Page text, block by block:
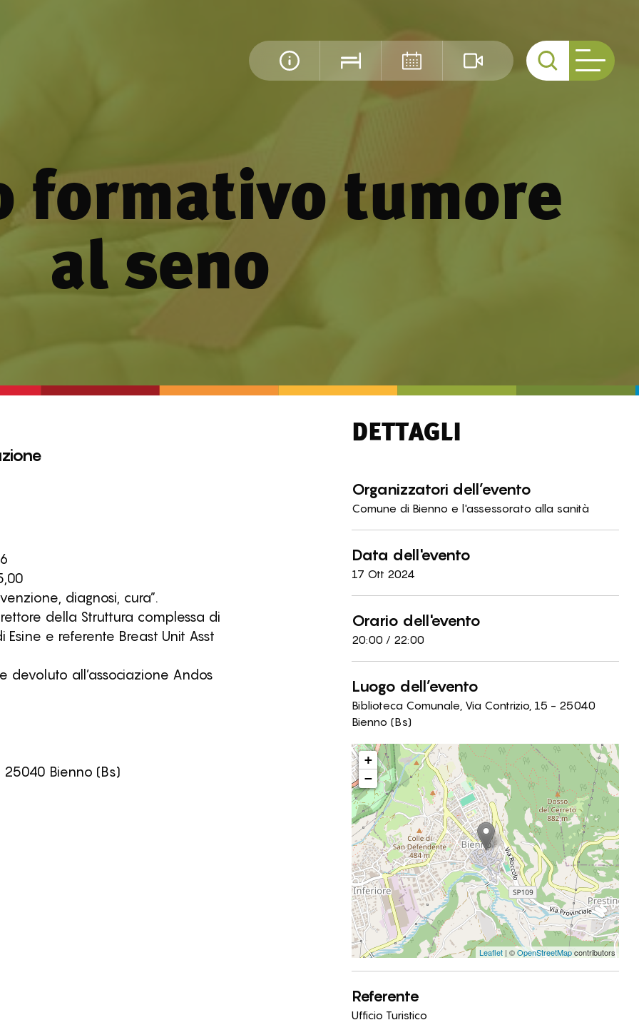
Cerca
formativo tumore
al seno
diagnosi, cura”.
della Struttura complessa di
e referente Breast Unit Asst
devoluto all’associazione Andos
Bienno (Bs)
DETTAGLI
Organizzatori dell’evento
Comune di Bienno e l'assessorato alla sanità
Data dell'evento
17 Ott 2024
Orario dell'evento
20:00 / 22:00
Luogo dell’evento
Biblioteca Comunale, Via Contrizio, 15 - 25040
Bienno (Bs)
+
−
Leaflet | ©OpenStreetMapcontributors
Referente
Ufficio Turistico